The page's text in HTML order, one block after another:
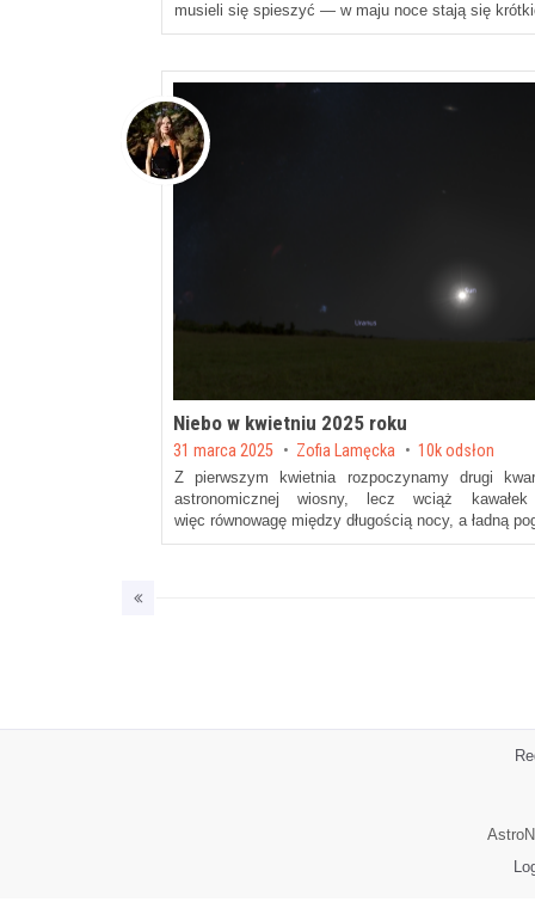
musieli się spieszyć — w maju noce stają się
Niebo w kwietniu 2025 roku
Posted on
31 marca 2025 by Zofia Lamęcka 10k odsłon
Z pierwszym kwietnia rozpoczynamy drugi
astronomicznej wiosny, lecz wciąż
więc równowagę między długością nocy, a ładną